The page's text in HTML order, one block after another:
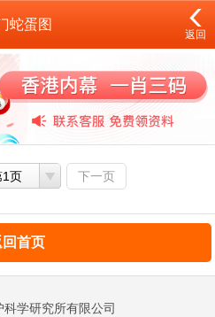
蛇蛋图
返回
1页 下一页
回首页
学研究所有限公司